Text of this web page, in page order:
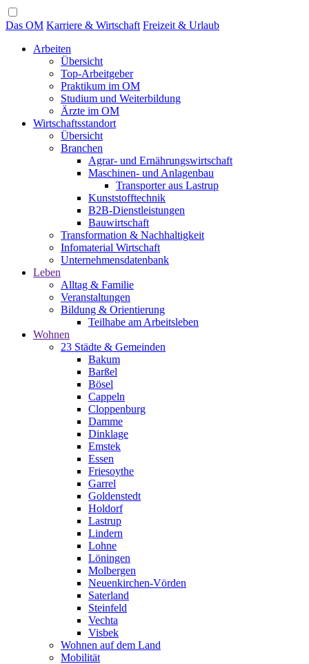
Das OM Karriere & Wirtschaft Freizeit & Urlaub
Arbeiten
Übersicht
Top-Arbeitgeber
Praktikum im OM
Studium und Weiterbildung
Ärzte im OM
Wirtschaftsstandort
Übersicht
Branchen
Agrar- und Ernährungswirtschaft
Maschinen- und Anlagenbau
Transporter aus Lastrup
Kunststofftechnik
B2B-Dienstleistungen
Bauwirtschaft
Transformation & Nachhaltigkeit
Infomaterial Wirtschaft
Unternehmensdatenbank
Leben
Alltag & Familie
Veranstaltungen
Bildung & Orientierung
Teilhabe am Arbeitsleben
Wohnen
23 Städte & Gemeinden
Bakum
Barßel
Bösel
Cappeln
Cloppenburg
Damme
Dinklage
Emstek
Essen
Friesoythe
Garrel
Goldenstedt
Holdorf
Lastrup
Lindern
Lohne
Löningen
Molbergen
Neuenkirchen-Vörden
Saterland
Steinfeld
Vechta
Visbek
Wohnen auf dem Land
Mobilität